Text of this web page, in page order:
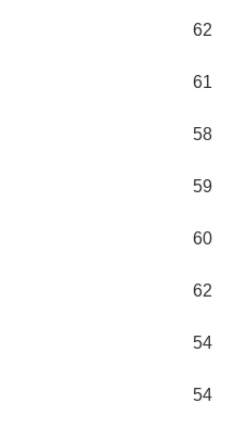
62
61
58
59
60
62
54
54